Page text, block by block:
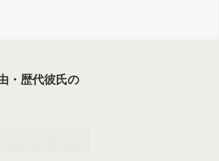
・歴代彼氏の